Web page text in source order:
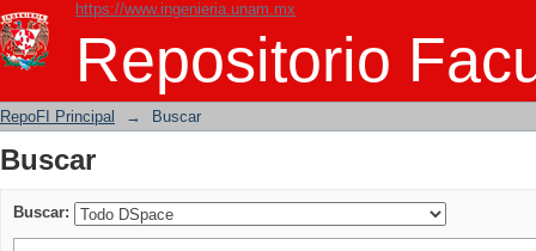
https://www.ingenieria.unam.mx
Repositorio
Buscar
RepoFI Principal → Buscar
Buscar
Buscar: